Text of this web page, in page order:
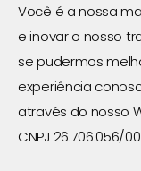
Você é a nossa
e inovar o nosso
se pudermos
experiência
através do nosso
CNPJ 26.706.056/